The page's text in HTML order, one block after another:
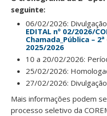
seguinte:
06/02/2026:
EDITAL nº 02/2026/
Chamada_Pública – 2ª
2025/2026
10 a 20/02/2026:
25/02/2026:
27/02/2026:
Mais informações podem
processo seletivo da